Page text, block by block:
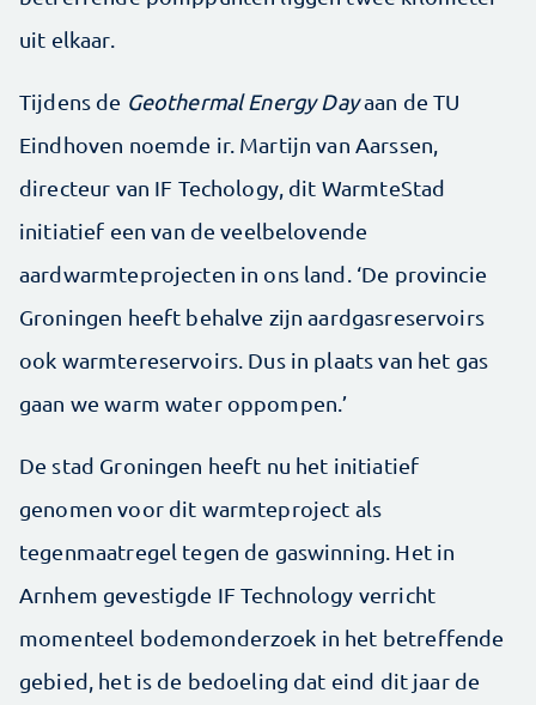
uit elkaar.
Tijdens de Geothermal Energy Dayaan de TU
Eindhoven noemde ir. Martijn van Aarssen,
directeur van IF Techology, dit WarmteStad
initiatief een van de veelbelovende
aardwarmteprojecten in ons land. ‘De provincie
Groningen heeft behalve zijn aardgasreservoirs
ook warmtereservoirs. Dus in plaats van het gas
gaan we warm water oppompen.’
De stad Groningen heeft nu het initiatief
genomen voor dit warmteproject als
tegenmaatregel tegen de gaswinning. Het in
Arnhem gevestigde IF Technology verricht
momenteel bodemonderzoek in het betreffende
gebied, het is de bedoeling dat eind dit jaar de